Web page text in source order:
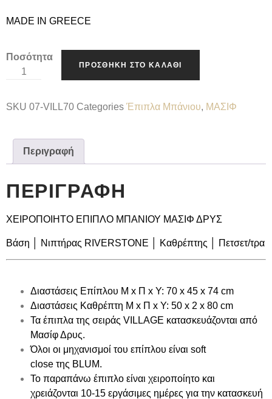
MADE IN GREECE
Ποσότητα
ΠΡΟΣΘΉΚΗ ΣΤΟ ΚΑΛΆΘΙ
SKU 07-VILL70 Categories Έπιπλα Μπάνιου, ΜΑΣΙΦ
Περιγραφή
ΠΕΡΙΓΡΑΦΉ
ΧΕΙΡΟΠΟΙΗΤΟ ΕΠΙΠΛΟ ΜΠΑΝΙΟΥ ΜΑΣΙΦ ΔΡΥΣ
Βάση │ Νιπτήρας RIVERSTONE │ Καθρέπτης │ Πετσετ/τρα
Διαστάσεις Επίπλου Μ x Π x Υ: 70 x 45 x 74 cm
Διαστάσεις Καθρέπτη Μ x Π x Υ: 50 x 2 x 80 cm
Τα έπιπλα της σειράς VILLAGE κατασκευάζονται από
Μασίφ Δρυς.
Όλοι οι μηχανισμοί του επίπλου είναι soft
close της BLUM.
Το παραπάνω έπιπλο είναι χειροποίητο και
χρειάζονται 10-15 εργάσιμες ημέρες για την κατασκευή